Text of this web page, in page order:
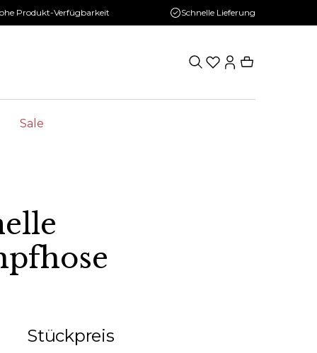
Produkt-Verfügbarkeit Schnelle Lieferung
Sale
Stückpreis